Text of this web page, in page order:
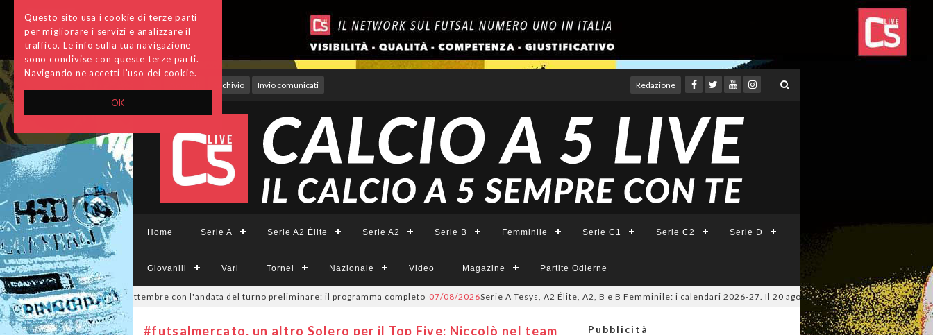
OK
Questo sito usa i cookie di terze parti
per migliorare i servizi e analizzare il
traffico. Le info sulla tua navigazione
sono condivise con queste terze parti.
Navigando ne accetti l'uso dei cookie.
Archivio Invio comunicati Redazione
Home Serie A Serie A2 Élite Serie A2 Serie B Femminile Serie C1 Serie C2 Serie D
Giovanili Vari Tornei Nazionale Video Magazine Partite Odierne
si parte il 19 settembre con l'andata del turno preliminare: il programma completo 07/08/2026Serie A Tesys, A2 Élite, A2, B e B Femminile: i calendari 2026-27. Il 20 agosto la presentazione della Serie A
#futsalmercato, un altro Solero per il Top Five: Niccolò nel team
Pubblicità